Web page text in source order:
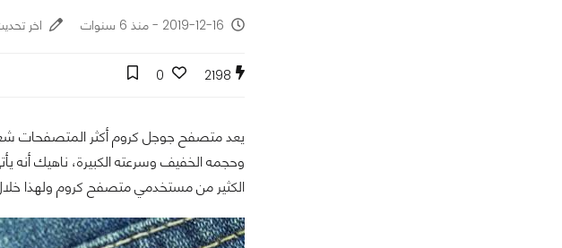
2019-12-16 - منذ 6 سنوات اخر تحديث -
2198
0
وحجمه الخفيف وسرعته الكبيرة، ناهيك أنه
الكثير من مستخدمي متصفح كروم ولهذا